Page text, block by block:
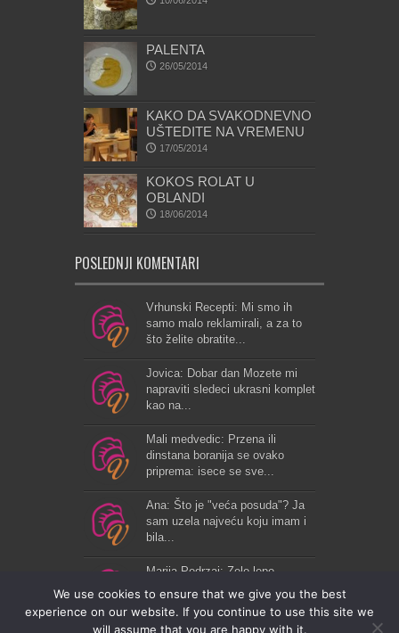
PALENTA
26/05/2014
KAKO DA SVAKODNEVNO
UŠTEDITE NA VREMENU
17/05/2014
KOKOS ROLAT U
OBLANDI
18/06/2014
POSLEDNJI KOMENTARI
Vrhunski Recepti: Mi smo ih
samo malo reklamirali, a za to
što želite obratite...
Jovica: Dobar dan Mozete mi
napraviti sledeci ukrasni komplet
kao na...
Mali medvedic: Przena ili
dinstana boranija se ovako
priprema: isece se sve...
Ana: Što je "veća posuda"? Ja
sam uzela najveću koju imam i
bila...
Marija Podrzaj: Zelo lepo...
We use cookies to ensure that we give you the best
experience on our website. If you continue to use this site we
will assume that you are happy with it.